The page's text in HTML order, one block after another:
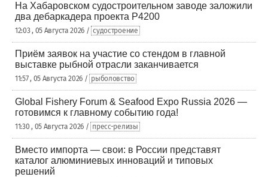
На Хабаровском судостроительном заводе заложили
два дебаркадера проекта Р4200
12:03 , 05 Августа 2026 / судостроение
Приём заявок на участие со стендом в главной
выставке рыбной отрасли заканчивается
11:57 , 05 Августа 2026 / рыболовство
Global Fishery Forum & Seafood Expo Russia 2026 —
готовимся к главному событию года!
11:30 , 05 Августа 2026 / пресс-релизы
Вместо импорта — свои: в России представят
каталог алюминиевых инноваций и типовых
решений